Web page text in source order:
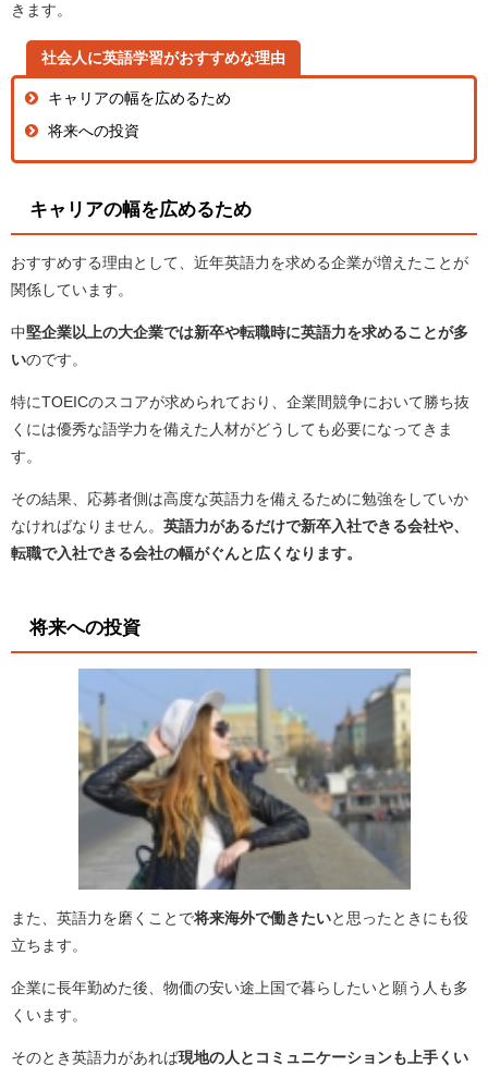
きます。
社会人に英語学習がおすすめな理由
キャリアの幅を広めるため
将来への投資
キャリアの幅を広めるため
おすすめする理由として、近年英語力を求める企業が増えたことが
関係しています。
中堅企業以上の大企業では新卒や転職時に英語力を求めることが多
いのです。
特にTOEICのスコアが求められており、企業間競争において勝ち抜
くには優秀な語学力を備えた人材がどうしても必要になってきま
す。
その結果、応募者側は高度な英語力を備えるために勉強をしていか
なければなりません。 英語力があるだけで新卒入社できる会社や、
転職で入社できる会社の幅がぐんと広くなります。
将来への投資
また、英語力を磨くことで将来海外で働きたいと思ったときにも役
立ちます。
企業に長年勤めた後、物価の安い途上国で暮らしたいと願う人も多
くいます。
そのとき英語力があれば現地の人とコミュニケーションも上手くい